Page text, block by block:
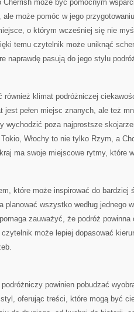
Cherrish może być pomocnym
może pomóc w jego
o którym wcześniej się nie
temu czytelnik może uniknąć
naprawdę pasują do jego stylu
również klimat podróżniczej
jest pełen miejsc znanych, ale też
wychodzić poza najprostsze
Włochy to nie tylko Rzym, a
ma swoje miejscowe rytmy, które
które może inspirować do bardziej
planować wszystko według jednego
zauważyć, że podróż powinna
może lepiej dopasować
powinien pobudzać
oferując treści, które mogą być